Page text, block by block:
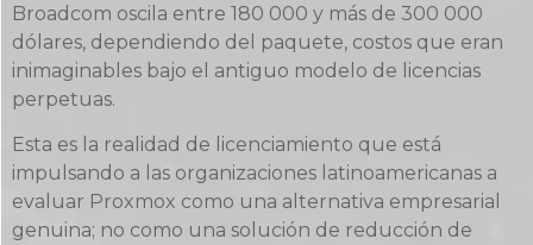
Broadcom oscila entre 180 000 y más de 300 000
dólares, dependiendo del paquete, costos que eran
inimaginables bajo el antiguo modelo de licencias
perpetuas.
Esta es la realidad de licenciamiento que está
impulsando a las organizaciones latinoamericanas a
evaluar Proxmox como una alternativa empresarial
genuina; no como una solución de reducción de